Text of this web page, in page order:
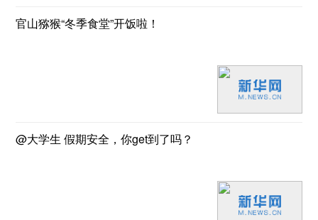
官山猕猴“冬季食堂”开饭啦！
@大学生 假期安全，你get到了吗？